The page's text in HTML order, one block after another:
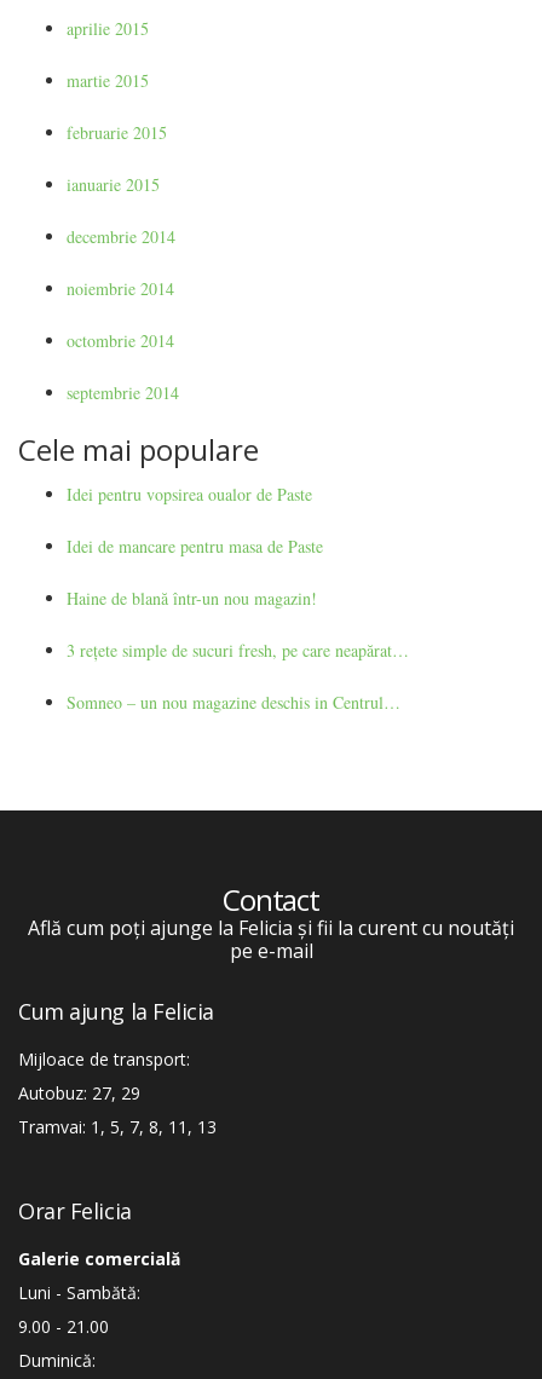
aprilie 2015
martie 2015
februarie 2015
ianuarie 2015
decembrie 2014
noiembrie 2014
octombrie 2014
septembrie 2014
Cele mai populare
Idei pentru vopsirea oualor de Paste
Idei de mancare pentru masa de Paste
Haine de blană într-un nou magazin!
3 rețete simple de sucuri fresh, pe care neapărat…
Somneo – un nou magazine deschis in Centrul…
Contact
Află cum poți ajunge la Felicia și fii la curent cu noutăți
pe e-mail
Cum ajung la Felicia
Mijloace de transport:
Autobuz: 27, 29
Tramvai: 1, 5, 7, 8, 11, 13
Orar Felicia
Galerie comercială
Luni - Sambătă:
9.00 - 21.00
Duminică: